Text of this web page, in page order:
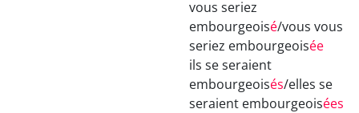
vous seriez
embourgeoisé/vous vous
seriez embourgeoisée
ils se seraient
embourgeoisés/elles se
seraient embourgeoisées